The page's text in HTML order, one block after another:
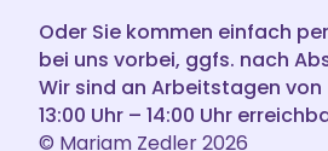
Oder Sie kommen einfach
bei uns vorbei, ggfs. nach
Wir sind an Arbeitstagen von
13:00 Uhr – 14:00 Uhr
© Mariam Zedler 2026